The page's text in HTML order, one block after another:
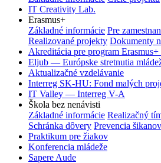
IT Creativity Lab.
Erasmus+
Základné informácie Pre
Realizované projekty Dokumenty
Akreditácia pre program
Eljub — Európske stretnutia
Aktualizačné vzdelávanie
Interreg SK-HU: Fond malých
IT Valley — Interreg V-A
Škola bez nenávisti
Základné informácie Realizačný
Schránka dôvery Prevencia
Praktikum pre žiakov
Konferencia mládeže
Sapere Aude